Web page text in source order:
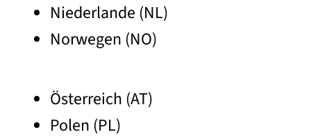
Niederlande (NL)
Norwegen (NO)
Österreich (AT)
Polen (PL)